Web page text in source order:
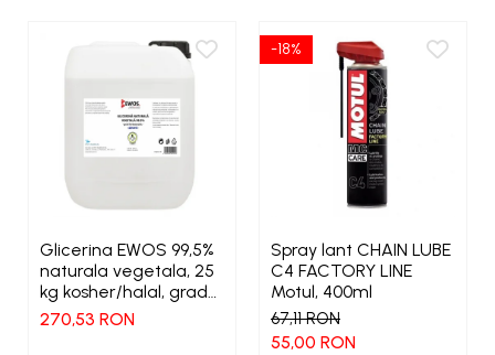
Glicerina EWOS 99,5%
naturala vegetala, 25
kg kosher/halal, grad
farmaceutic
270,53 RON
-18%
Spray lant CHAIN LUBE
C4 FACTORY LINE
Motul, 400ml
67,11 RON
55,00 RON